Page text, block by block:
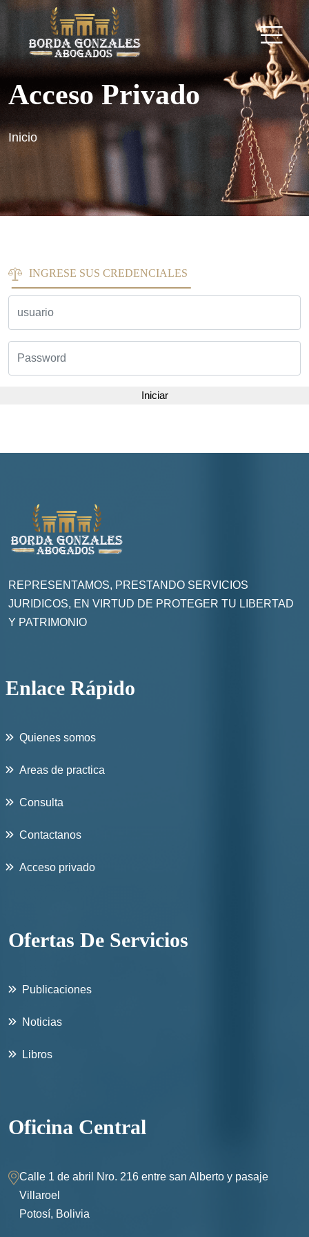
Acceso Privado
Inicio
INGRESE SUS CREDENCIALES
Iniciar
REPRESENTAMOS, PRESTANDO SERVICIOS
JURIDICOS, EN VIRTUD DE PROTEGER TU LIBERTAD
Y PATRIMONIO
Enlace Rápido
Quienes somos
Areas de practica
Consulta
Contactanos
Acceso privado
Ofertas De Servicios
Publicaciones
Noticias
Libros
Oficina Central
Calle 1 de abril Nro. 216 entre san Alberto y pasaje
Villaroel
Potosí, Bolivia